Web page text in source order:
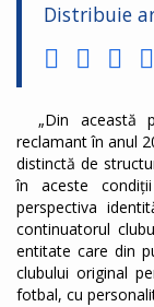
Distribuie
„Din această
reclamant în anul
distinctă de
în aceste
perspectiva
continuatorul
entitate care din
clubului original
fotbal, cu